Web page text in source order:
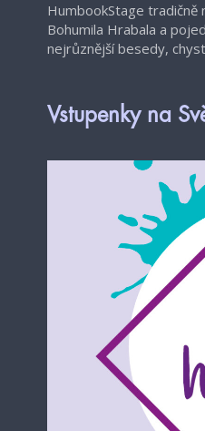
HumbookStage tradičně
Bohumila Hrabala a
nejrůznější besedy,
Vstupenky na